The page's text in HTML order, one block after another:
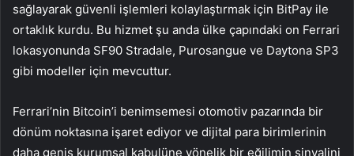
sağlayarak güvenli işlemleri kolaylaştırmak için BitPay ile
ortaklık kurdu. Bu hizmet şu anda ülke çapındaki on Ferrari
lokasyonunda SF90 Stradale, Purosangue ve Daytona SP3
gibi modeller için mevcuttur.
Ferrari’nin Bitcoin’i benimsemesi otomotiv pazarında bir
dönüm noktasına işaret ediyor ve dijital para birimlerinin
daha geniş kurumsal kabulüne yönelik bir eğilimin sinyalini